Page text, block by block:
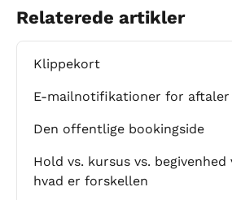
Relaterede artikler
Klippekort
E-mailnotifikationer for aftaler
Den offentlige bookingside
Hold vs. kursus vs. begivenhed
hvad er forskellen